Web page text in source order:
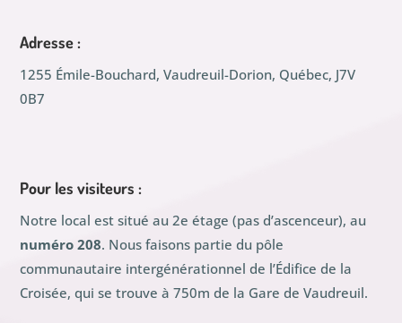
Adresse :
1255 Émile-Bouchard, Vaudreuil-Dorion, Québec, J7V
0B7
Pour les visiteurs :
Notre local est situé au 2e étage (pas d’ascenceur), au
numéro 208. Nous faisons partie du pôle
communautaire intergénérationnel de l’Édifice de la
Croisée, qui se trouve à 750m de la Gare de Vaudreuil.